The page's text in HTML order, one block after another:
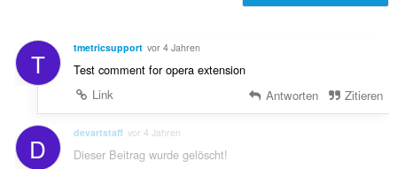
n
e
:
T tmetricsupport vor 4 Jahren
Test comment for opera extension
Link
Antworten Zitieren
D devartstaff vor 4 Jahren
Dieser Beitrag wurde gelöscht!